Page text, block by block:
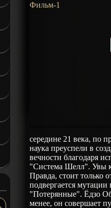
середине 21 века, по
наука преуспели в
вечности благодаря
"Система Шелл". Увы к
Правда, стоит только
подвергается
"Потерянные". Ёдзо
менее, он совершает